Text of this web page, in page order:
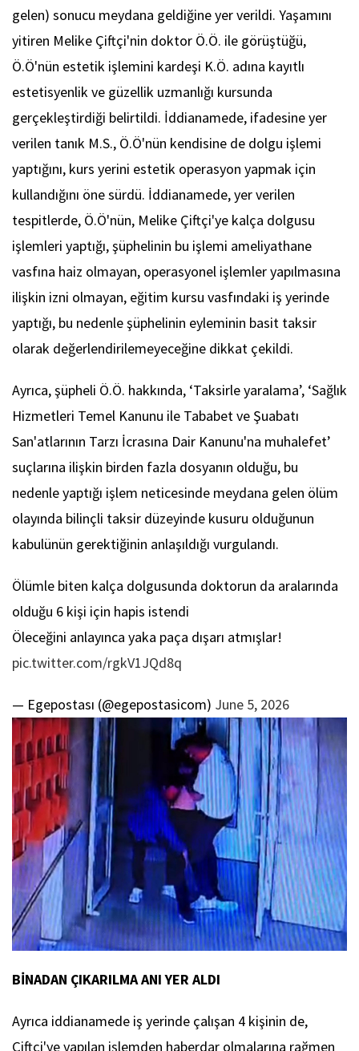
gelen) sonucu meydana geldiğine yer verildi. Yaşamını
yitiren Melike Çiftçi'nin doktor Ö.Ö. ile görüştüğü,
Ö.Ö'nün estetik işlemini kardeşi K.Ö. adına kayıtlı
estetisyenlik ve güzellik uzmanlığı kursunda
gerçekleştirdiği belirtildi. İddianamede, ifadesine yer
verilen tanık M.S., Ö.Ö'nün kendisine de dolgu işlemi
yaptığını, kurs yerini estetik operasyon yapmak için
kullandığını öne sürdü. İddianamede, yer verilen
tespitlerde, Ö.Ö'nün, Melike Çiftçi'ye kalça dolgusu
işlemleri yaptığı, şüphelinin bu işlemi ameliyathane
vasfına haiz olmayan, operasyonel işlemler yapılmasına
ilişkin izni olmayan, eğitim kursu vasfındaki iş yerinde
yaptığı, bu nedenle şüphelinin eyleminin basit taksir
olarak değerlendirilemeyeceğine dikkat çekildi.
Ayrıca, şüpheli Ö.Ö. hakkında, ‘Taksirle yaralama’, ‘Sağlık
Hizmetleri Temel Kanunu ile Tababet ve Şuabatı
San'atlarının Tarzı İcrasına Dair Kanunu'na muhalefet’
suçlarına ilişkin birden fazla dosyanın olduğu, bu
nedenle yaptığı işlem neticesinde meydana gelen ölüm
olayında bilinçli taksir düzeyinde kusuru olduğunun
kabulünün gerektiğinin anlaşıldığı vurgulandı.
Ölümle biten kalça dolgusunda doktorun da aralarında
olduğu 6 kişi için hapis istendi
Öleceğini anlayınca yaka paça dışarı atmışlar!
pic.twitter.com/rgkV1JQd8q
— Egepostası (@egepostasicom) June 5, 2026
BİNADAN ÇIKARILMA ANI YER ALDI
Ayrıca iddianamede iş yerinde çalışan 4 kişinin de,
Çiftçi'ye yapılan işlemden haberdar olmalarına rağmen